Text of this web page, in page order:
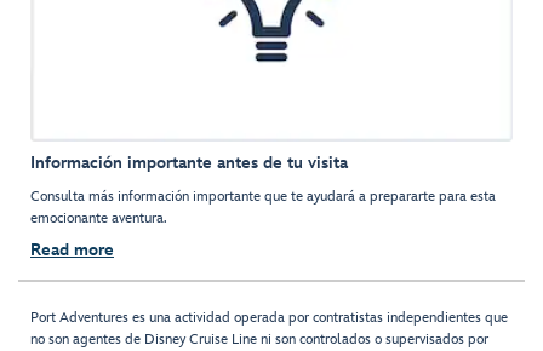
Información importante antes de tu visita
Consulta más información importante que te ayudará a prepararte para esta
emocionante aventura.
Read more
Port Adventures es una actividad operada por contratistas independientes que
no son agentes de Disney Cruise Line ni son controlados o supervisados por